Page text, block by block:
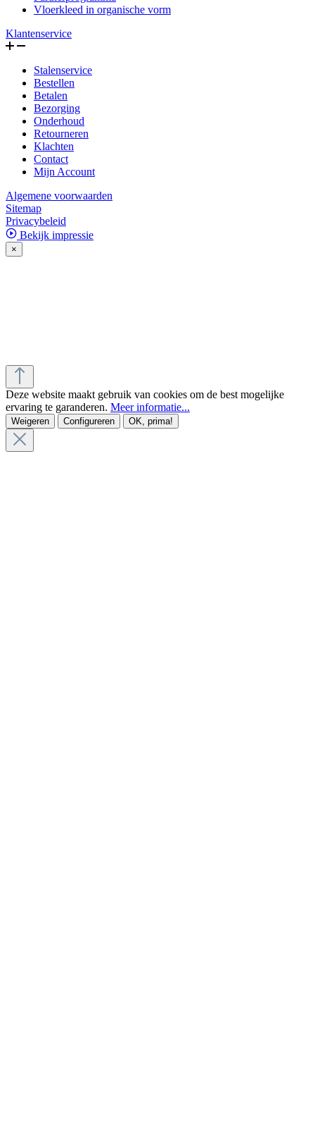
Vloerkleed in organische vorm
Klantenservice
Stalenservice
Bestellen
Betalen
Bezorging
Onderhoud
Retourneren
Klachten
Contact
Mijn Account
Algemene voorwaarden
Sitemap
Privacybeleid
Bekijk impressie
×
Deze website maakt gebruik van cookies om de best mogelijke
ervaring te garanderen. Meer informatie...
Weigeren Configureren OK, prima!